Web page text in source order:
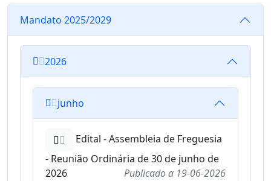
Mandato 2025/2029
2026
Junho
Edital - Assembleia de Freguesia
- Reunião Ordinária de 30 de junho de
2026
Publicado a 19-06-2026